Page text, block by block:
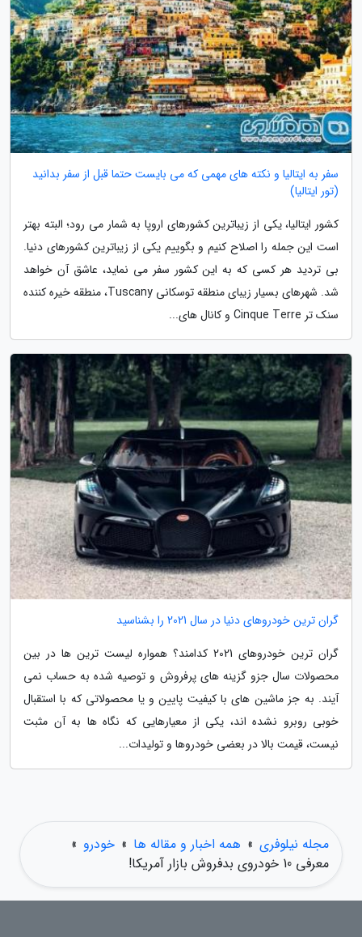
سفر به ایتالیا و نکته های مهمی که می بایست حتما قبل از سفر بدانید
(تور ایتالیا)
کشور ایتالیا، یکی از زیباترین کشورهای اروپا به شمار می رود؛ البته بهتر
است این جمله را اصلاح کنیم و بگوییم یکی از زیباترین کشورهای دنیا.
بی تردید هر کسی که به این کشور سفر می نماید، عاشق آن خواهد
شد. شهرهای بسیار زیبای منطقه توسکانی Tuscany، منطقه خیره کننده
سنک تر Cinque Terre و کانال های...
گران ترین خودروهای دنیا در سال 2021 را بشناسید
گران ترین خودروهای 2021 کدامند؟ همواره لیست ترین ها در بین
محصولات سال جزو گزینه های پرفروش و توصیه شده به حساب نمی
آیند. به جز ماشین های با کیفیت پایین و یا محصولاتی که با استقبال
خوبی روبرو نشده اند، یکی از معیارهایی که نگاه ها به آن مثبت
نیست، قیمت بالا در بعضی خودروها و تولیدات...
مجله نیلوفری » همه اخبار و مقاله ها » خودرو »
معرفی 10 خودروی بدفروش بازار آمریکا!